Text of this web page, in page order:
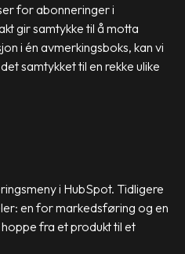
for abonneringer i
gir samtykke til å motta
i én avmerkingsboks, kan vi
samtykket til en rekke ulike
i HubSpot. Tidligere
en for markedsføring og en
fra et produkt til et